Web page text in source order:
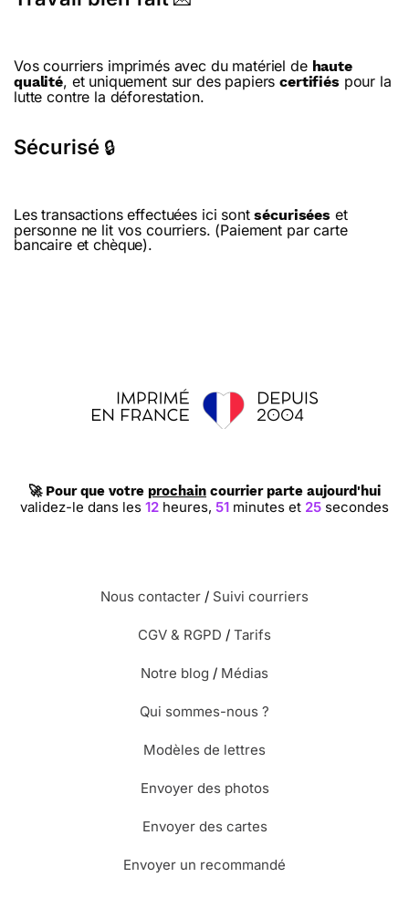
Vos courriers imprimés avec du matériel de haute
qualité, et uniquement sur des papierscertifiés pour la
lutte contre la déforestation.
Sécurisé 🔒
Les transactions effectuées ici sontsécurisées et
personne ne lit vos courriers. (Paiement par carte
bancaire et chèque).
🚀 Pour que votre prochain courrier parte aujourd'hui
validez-le dans les 12 heures, 51 minutes et 25 secondes
Nous contacter / Suivi courriers
CGV & RGPD / Tarifs
Notre blog / Médias
Qui sommes-nous ?
Modèles de lettres
Envoyer des photos
Envoyer des cartes
Envoyer un recommandé